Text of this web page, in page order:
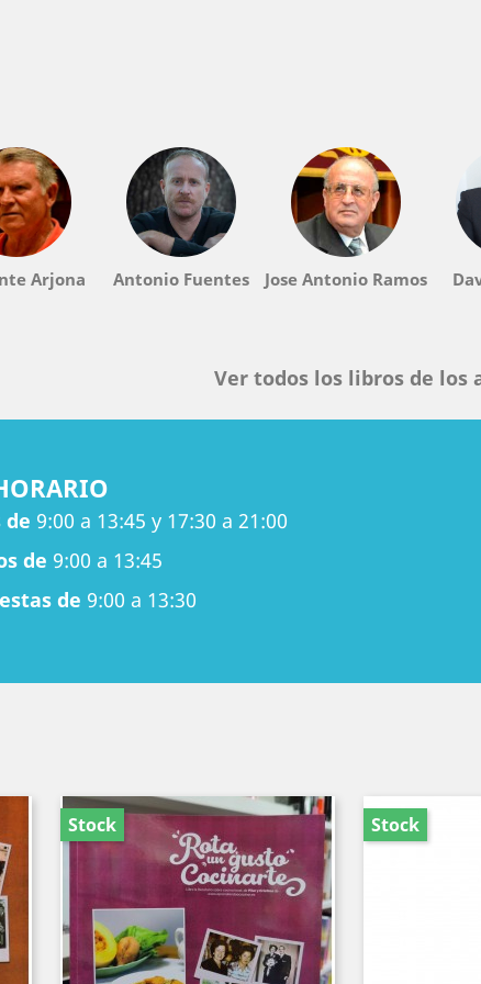
Arjona Antonio Fuentes Jose Antonio Ramos
Ver todos los libros de los
de 9:00 a 13:45 y 17:30 a 21:00
de 9:00 a 13:45
de 9:00 a 13:30
Stock Stock